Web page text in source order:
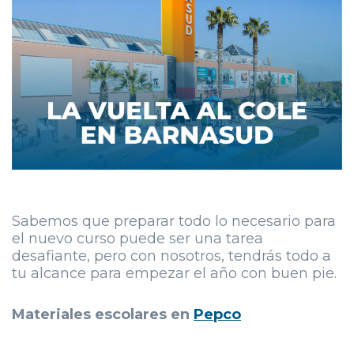
Sabemos que preparar todo lo necesario para
el nuevo curso puede ser una tarea
desafiante, pero con nosotros, tendrás todo a
tu alcance para empezar el año con buen pie.
Materiales escolares en Pepco